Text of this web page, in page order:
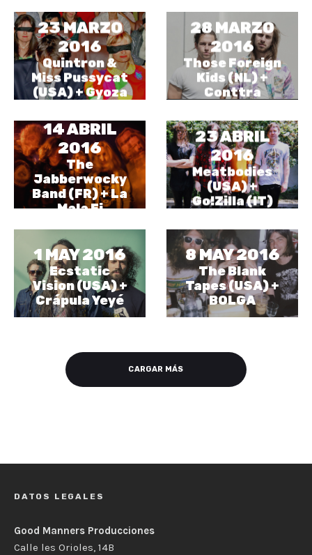
23 MARZO
2016
Quintron &
Miss Pussycat
(USA) + Gyoza
14 ABRIL
2016
The
Jabberwocky
Band (FR) + La
Mala Fi
1 MAY 2016
Ecstatic
Vision (USA) +
Crápula Yeyé
28 MARZO
2016
Those Foreign
Kids (NL) +
Conttra
23 ABRIL
2016
Meatbodies
(USA) +
Go!Zilla (IT)
8 MAY 2016
The Blank
Tapes (USA) +
BOLGA
CARGAR MÁS
DATOS LEGALES
Good Manners Producciones
Calle les Orioles, 14B